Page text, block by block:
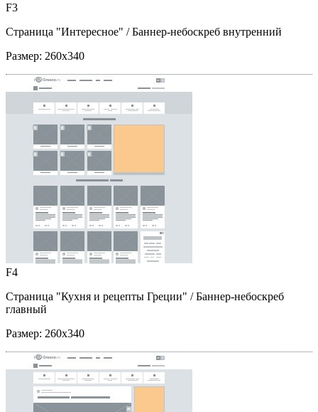
F3
Страница "Интересное" / Баннер-небоскреб внутренний
Размер: 260x340
F4
Страница "Кухня и рецепты Греции" / Баннер-небоскреб
главный
Размер: 260x340